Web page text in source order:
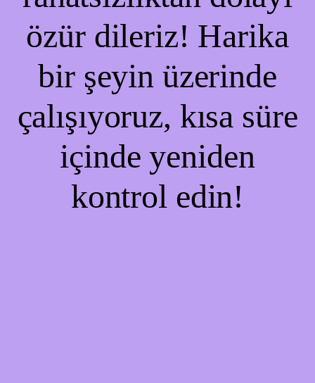
özür dileriz! Harika
bir şeyin üzerinde
çalışıyoruz, kısa süre
içinde yeniden
kontrol edin!